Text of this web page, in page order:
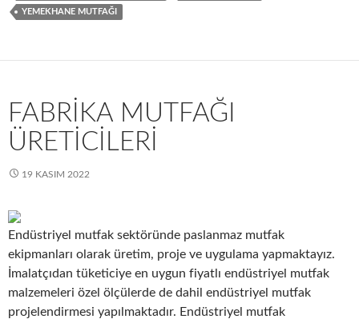
YEMEKHANE MUTFAĞI
FABRIKA MUTFAĞI
ÜRETICILERI
19 KASIM 2022
Endüstriyel mutfak sektöründe paslanmaz mutfak
ekipmanları olarak üretim, proje ve uygulama yapmaktayız.
İmalatçıdan tüketiciye en uygun fiyatlı endüstriyel mutfak
malzemeleri özel ölçülerde de dahil endüstriyel mutfak
projelendirmesi yapılmaktadır. Endüstriyel mutfak